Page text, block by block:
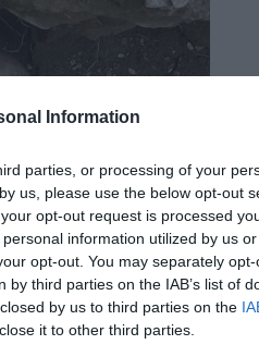
Information
parties, or processing of your
us, please use the below opt-out
opt-out request is processed
information utilized by us
opt-out. You may separately
third parties on the IAB’s list of
by us to third parties on the
it to other third parties.